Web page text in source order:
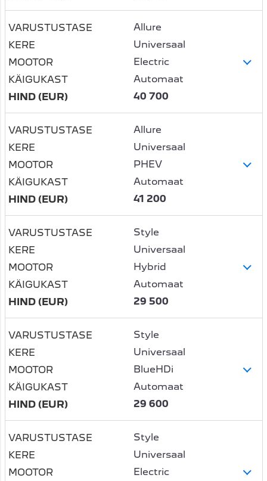
Allure
Universaal
Electric
Automaat
40 700
Allure
Universaal
PHEV
Automaat
41 200
Style
Universaal
Hybrid
Automaat
29 500
Style
Universaal
BlueHDi
Automaat
29 600
Style
Universaal
Electric